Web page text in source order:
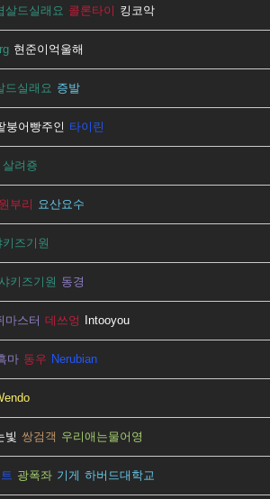
살드실래요 콜론타이 킹코악
현준이억울해
드실래요 증발
붕어빵주인 타이린
살려죵
부리 요산요수
키즈기원
샤키즈기원 동경
마스터 데쓰엉 Intooyou
마 동우 Nerubian
빛 쌍검객 우리애는물어영
광폭좌 기게 하버드대학교